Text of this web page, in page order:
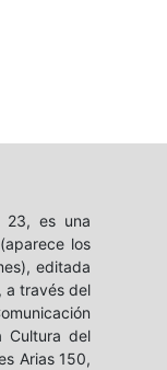
es una
los
editada
a través del
Cultura del
Arias 150,